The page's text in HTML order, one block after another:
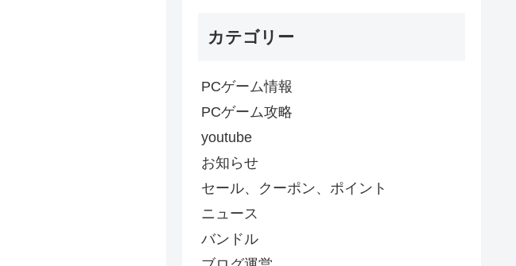
カテゴリー
PCゲーム情報
PCゲーム攻略
youtube
お知らせ
セール、クーポン、ポイント
ニュース
バンドル